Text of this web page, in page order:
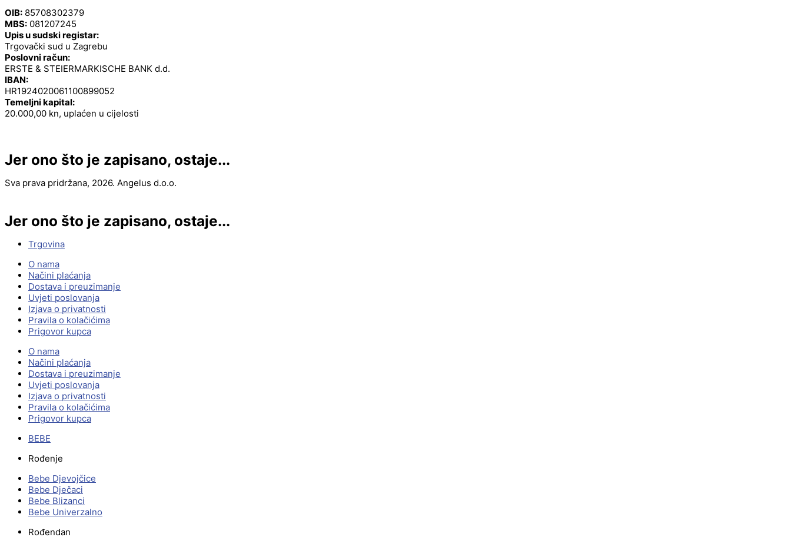
OIB: 85708302379
MBS: 081207245
Upis u sudski registar:
Trgovački sud u Zagrebu
Poslovni račun:
ERSTE & STEIERMARKISCHE BANK d.d.
IBAN:
HR1924020061100899052
Temeljni kapital:
20.000,00 kn, uplaćen u cijelosti
Jer ono što je zapisano, ostaje...
Sva prava pridržana, 2026. Angelus d.o.o.
Jer ono što je zapisano, ostaje...
Trgovina
O nama
Načini plaćanja
Dostava i preuzimanje
Uvjeti poslovanja
Izjava o privatnosti
Pravila o kolačićima
Prigovor kupca
O nama
Načini plaćanja
Dostava i preuzimanje
Uvjeti poslovanja
Izjava o privatnosti
Pravila o kolačićima
Prigovor kupca
BEBE
Rođenje
Bebe Djevojčice
Bebe Dječaci
Bebe Blizanci
Bebe Univerzalno
Rođendan